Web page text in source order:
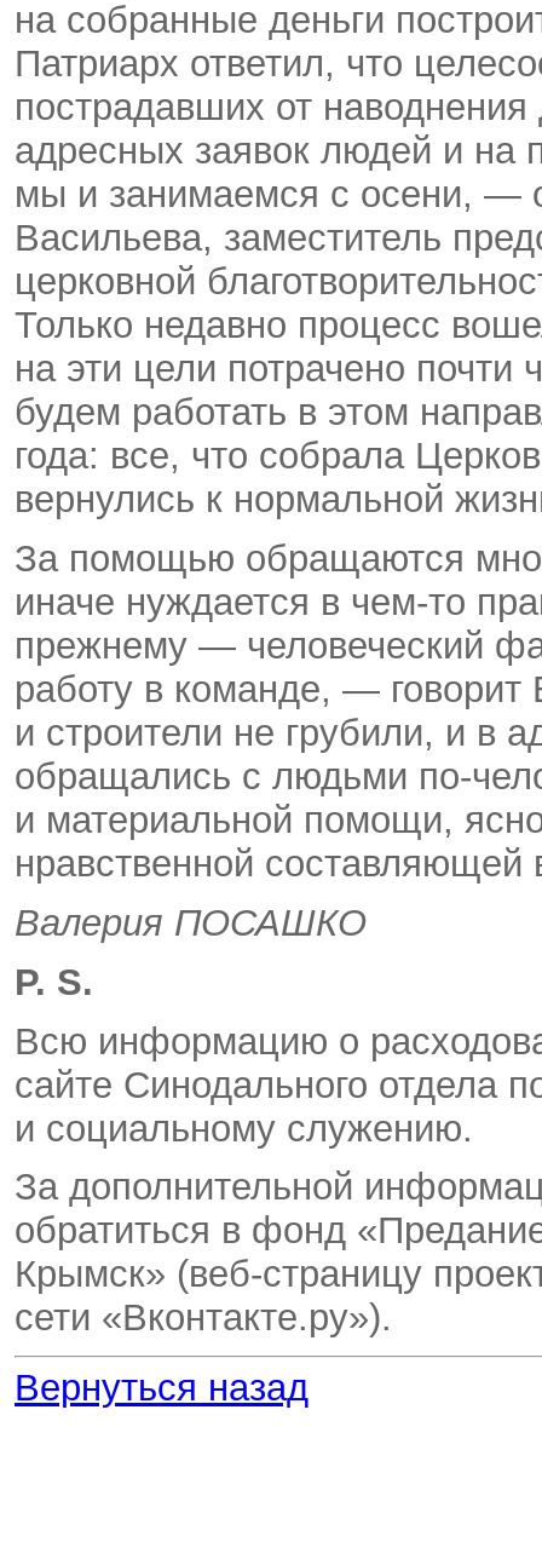
на собранные деньги
Патриарх ответил, что
пострадавших от
адресных заявок людей и на
мы и занимаемся с осени, —
Васильева, заместитель
церковной
Только недавно процесс
на эти цели потрачено
будем работать в этом
года: все, что собрала
вернулись к нормальной
За помощью обращаются
иначе нуждается в чем-то
прежнему — человеческий
работу в команде, —
и строители не грубили, и в
обращались с людьми по-
и материальной помощи,
нравственной
Валерия ПОСАШКО
P. S.
Всю информацию о
сайте Синодального отдела
и социальному служению.
За дополнительной
обратиться в фонд
Крымск» (веб-страницу
сети «Вконтакте.ру»).
Вернуться назад